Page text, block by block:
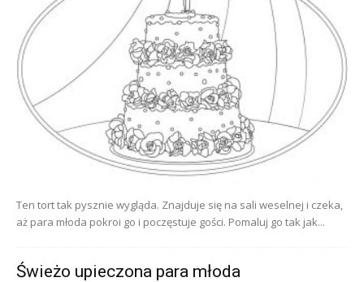
Ten tort tak pysznie wygląda. Znajduje się na sali weselnej i czeka,
aż para młoda pokroi go i poczęstuje gości. Pomaluj go tak jak...
Świeżo upieczona para młoda